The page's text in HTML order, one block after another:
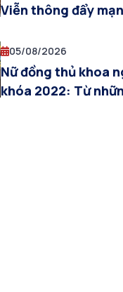
Viễn thông đẩy
học 2026–2027
05/08/2026
Nữ đồng thủ khoa
khóa 2022: Từ